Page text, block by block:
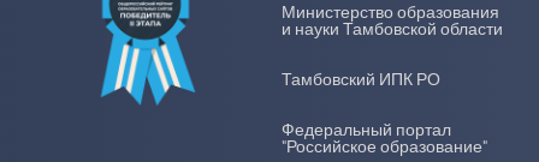
Министерство образования
и науки Тамбовской области
Тамбовский ИПК РО
Федеральный портал
"Российское образование"